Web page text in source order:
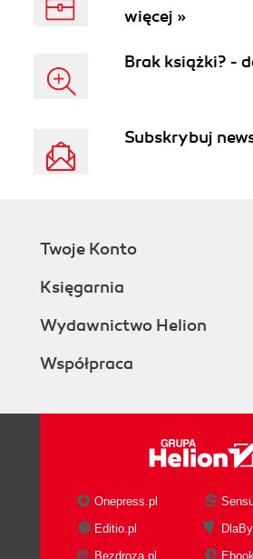
więcej »
Brak książki? -
Subskrybuj
Twoje Konto
Księgarnia
Wydawnictwo Helion
Współpraca
Onepress.pl
Editio.pl
Bezdroza.pl